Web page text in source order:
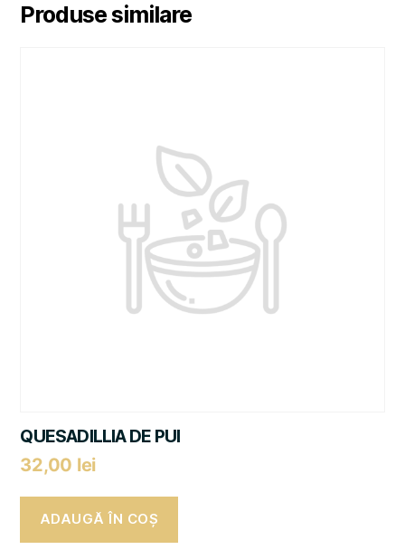
Produse similare
QUESADILLIA DE PUI
32,00 lei
ADAUGĂ ÎN COȘ